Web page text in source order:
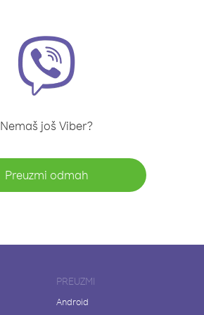
Nemaš još Viber?
Preuzmi odmah
PREUZMI
Android